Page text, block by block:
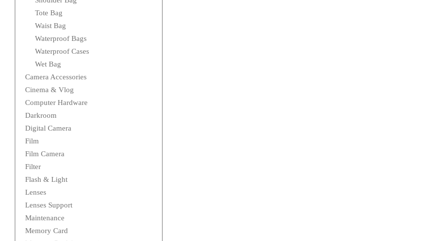
Tote Bag
Waist Bag
Waterproof Bags
Waterproof Cases
Wet Bag
Camera Accessories
Cinema & Vlog
Computer Hardware
Darkroom
Digital Camera
Film
Film Camera
Filter
Flash & Light
Lenses
Lenses Support
Maintenance
Memory Card